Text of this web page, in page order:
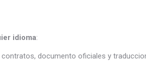
idioma:
documento oficiales y